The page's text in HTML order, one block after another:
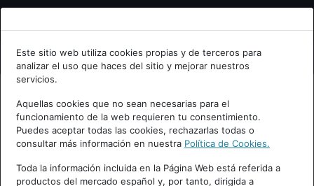
Bienvenid@ a psiquiatria.com
Escribe tu Email
Accede o regístrate con tu email.
Este sitio web utiliza cookies propias y de terceros para
analizar el uso que haces del sitio y mejorar nuestros
servicios.
Aquellas cookies que no sean necesarias para el
funcionamiento de la web requieren tu consentimiento.
Puedes aceptar todas las cookies, rechazarlas todas o
consultar más información en nuestra Política de Cookies.
Toda la información incluida en la Página Web está referida a
productos del mercado español y, por tanto, dirigida a